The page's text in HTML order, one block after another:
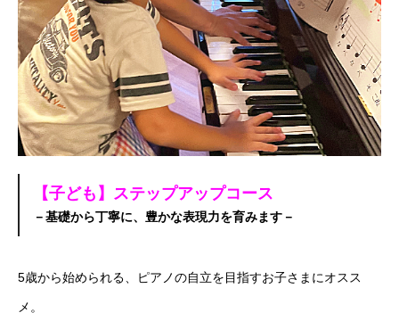
【子ども】ステップアップコース
－基礎から丁寧に、豊かな表現力を育みます－
5歳から始められる、ピアノの自立を目指すお子さまにオスス
メ。